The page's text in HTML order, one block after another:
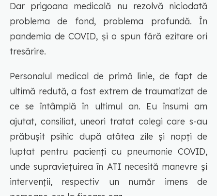
Dar prigoana medicală nu rezolvă niciodată
problema de fond, problema profundă. În
pandemia de COVID, și o spun fără ezitare ori
tresărire.
Personalul medical de primă linie, de fapt de
ultimă redută, a fost extrem de traumatizat de
ce se întâmplă în ultimul an. Eu însumi am
ajutat, consiliat, uneori tratat colegi care s-au
prăbușit psihic după atâtea zile și nopți de
luptat pentru pacienți cu pneumonie COVID,
unde supraviețuirea în ATI necesită manevre și
intervenții, respectiv un număr imens de